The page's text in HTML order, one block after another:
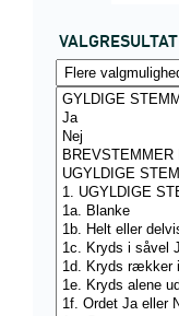
VALGRESULTAT